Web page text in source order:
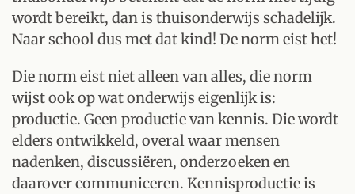
wordt bereikt, dan is thuisonderwijs schadelijk.
Naar school dus met dat kind! De norm eist het!
Die norm eist niet alleen van alles, die norm
wijst ook op wat onderwijs eigenlijk is:
productie. Geen productie van kennis. Die wordt
elders ontwikkeld, overal waar mensen
nadenken, discussiëren, onderzoeken en
daarover communiceren. Kennisproductie is